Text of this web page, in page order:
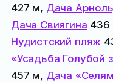
427 м, Дача
Дача Свиягина 436
Нудистский пляж
«Усадьба Голубой
457 м, Дача